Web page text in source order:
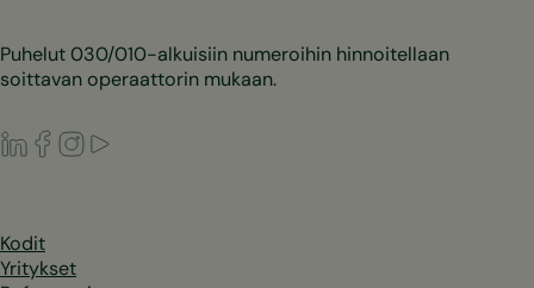
Puhelut 030/010-alkuisiin numeroihin hinnoitellaan
soittavan operaattorin mukaan.
LinkedIn
Facebook
Instagram
Kodit
Yritykset